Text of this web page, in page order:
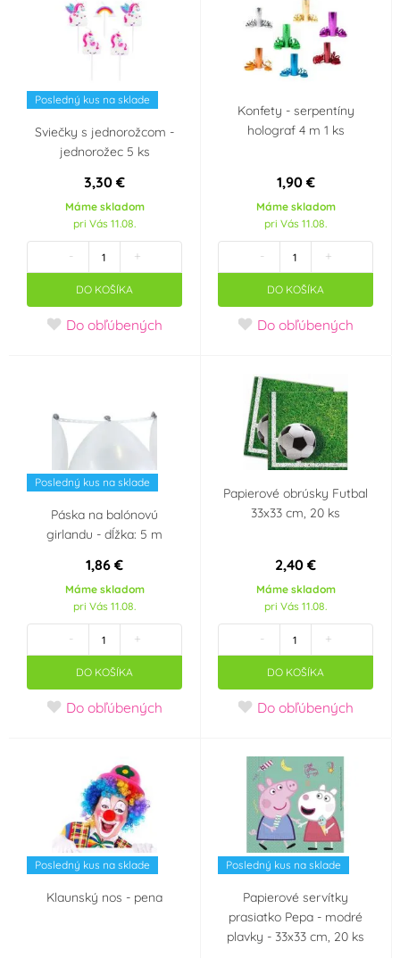
Posledný kus na sklade
Sviečky s jednorožcom -
jednorožec 5 ks
3,30 €
Máme skladom
pri Vás 11.08.
- +
DO KOŠÍKA
Do obľúbených
Konfety - serpentíny
holograf 4 m 1 ks
1,90 €
Máme skladom
pri Vás 11.08.
- +
DO KOŠÍKA
Do obľúbených
Posledný kus na sklade
Páska na balónovú
girlandu - dĺžka: 5 m
1,86 €
Máme skladom
pri Vás 11.08.
- +
DO KOŠÍKA
Do obľúbených
Papierové obrúsky Futbal
33x33 cm, 20 ks
2,40 €
Máme skladom
pri Vás 11.08.
- +
DO KOŠÍKA
Do obľúbených
Posledný kus na sklade
Klaunský nos - pena
Posledný kus na sklade
Papierové servítky
prasiatko Pepa - modré
plavky - 33x33 cm, 20 ks